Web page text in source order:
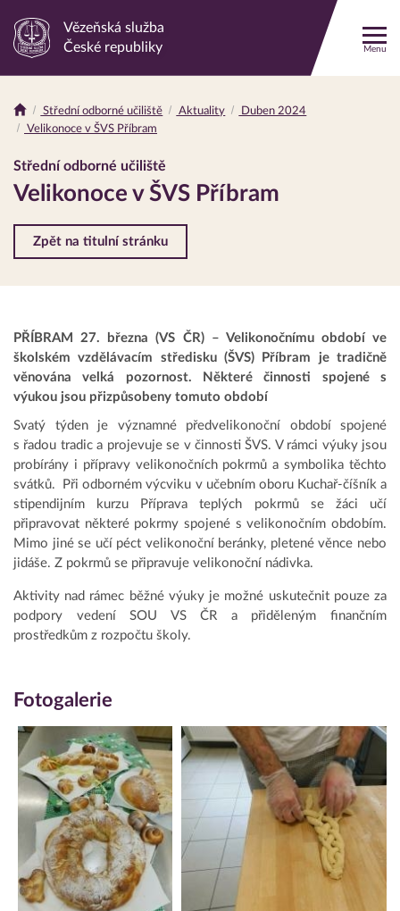
Odkaz
stránku
Vězeňská služba
České republiky
Menu
Drobečková
Střední odborné učiliště Aktuality
Duben 2024
Velikonoce v ŠVS Příbram
Střední odborné učiliště
Velikonoce v ŠVS Příbram
Zpět na titulní stránku
PŘÍBRAM 27. března (VS ČR) – Velikonočnímu období ve
školském vzdělávacím středisku (ŠVS) Příbram je tradičně
věnována velká pozornost. Některé činnosti spojené s
výukou jsou přizpůsobeny tomuto období
Svatý týden je významné předvelikonoční období spojené
s řadou tradic a projevuje se v činnosti ŠVS. V rámci výuky jsou
probírány i přípravy velikonočních pokrmů a symbolika těchto
svátků. Při odborném výcviku v učebním oboru Kuchař-číšník a
stipendijním kurzu Příprava teplých pokrmů se žáci učí
připravovat některé pokrmy spojené s velikonočním obdobím.
Mimo jiné se učí péct velikonoční beránky, pletené věnce nebo
jidáše. Z pokrmů se připravuje velikonoční nádivka.
Aktivity nad rámec běžné výuky je možné uskutečnit pouze za
podpory vedení SOU VS ČR a přiděleným finančním
prostředkům z rozpočtu školy.
Fotogalerie